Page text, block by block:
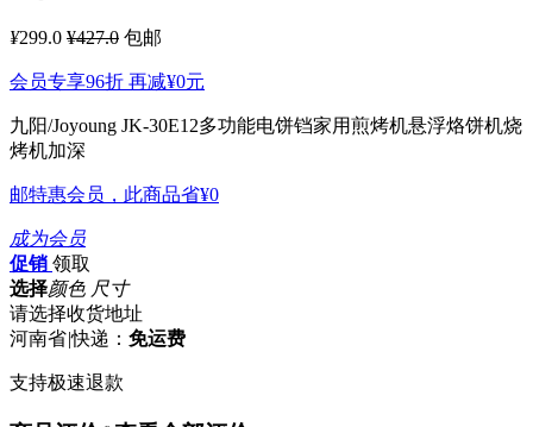
¥299.0 ¥427.0 包邮
会员专享96折 再减¥0元
九阳/Joyoung JK-30E12多功能电饼铛家用煎烤机悬浮烙饼机烧
烤机加深
邮特惠会员，此商品省¥0
成为会员
促销 领取
选择颜色 尺寸
请选择收货地址
河南省|快递： 免运费
支持极速退款